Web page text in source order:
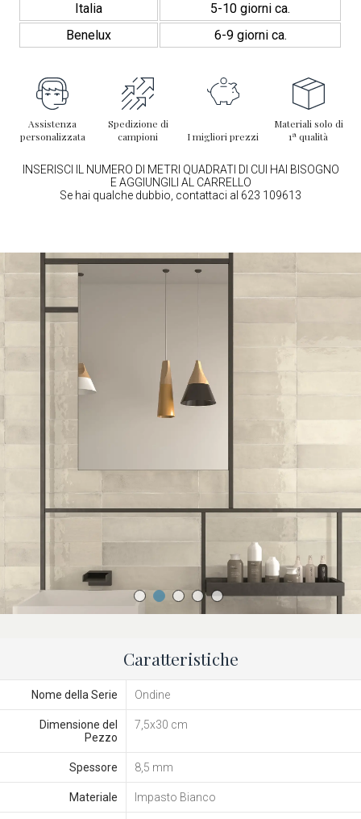
Italia
5-10 giorni ca.
Benelux
6-9 giorni ca.
Assistenza
personalizzata
Spedizione di
campioni
I migliori prezzi
Materiali solo di
1ª qualità
INSERISCI IL NUMERO DI METRI QUADRATI DI CUI HAI BISOGNO
E AGGIUNGILI AL CARRELLO
Se hai qualche dubbio, contattaci al 623 109613
Caratteristiche
Nome della Serie Ondine
Dimensione del
Pezzo
7,5x30 cm
Spessore 8,5 mm
Materiale Impasto Bianco